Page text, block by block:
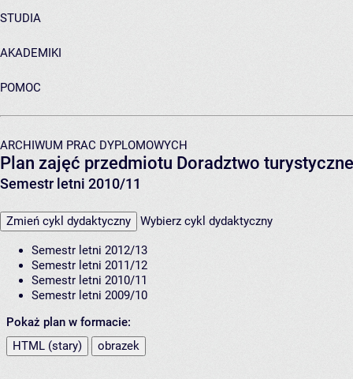
STUDIA
AKADEMIKI
POMOC
ARCHIWUM PRAC DYPLOMOWYCH
Plan zajęć przedmiotu Doradztwo
Semestr letni 2010/11
Zmień cykl dydaktyczny Wybierz cykl dydaktyczny
Semestr letni 2012/13
Semestr letni 2011/12
Semestr letni 2010/11
Semestr letni 2009/10
Pokaż plan w formacie:
HTML (stary)
obrazek